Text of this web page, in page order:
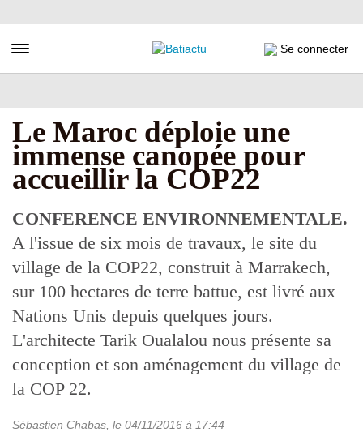
au
principal
Toggle navigation Se connecter
Le Maroc déploie une
immense canopée pour
accueillir la COP22
CONFERENCE ENVIRONNEMENTALE.
A l'issue de six mois de travaux, le site du
village de la COP22, construit à Marrakech,
sur 100 hectares de terre battue, est livré aux
Nations Unis depuis quelques jours.
L'architecte Tarik Oualalou nous présente sa
conception et son aménagement du village de
la COP 22.
Sébastien Chabas , le 04/11/2016 à 17:44